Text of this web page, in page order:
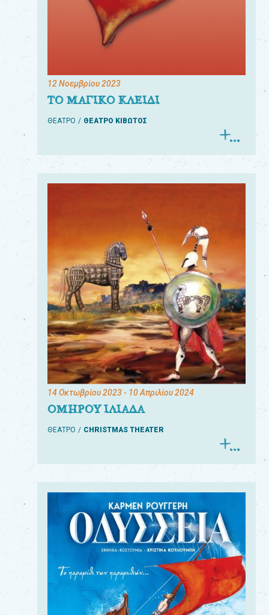
12 Νοεμβρίου 2023
ΤΟ ΜΑΓΙΚΟ ΚΛΕΙΔΙ
ΘΕΑΤΡΟ ΘΕΑΤΡΟ ΚΙΒΩΤΟΣ
14 Οκτωβρίου 2023- 10 Απριλίου 2024
ΟΜΗΡΟΥ ΙΛΙΑΔΑ
ΘΕΑΤΡΟ CHRISTMAS THEATER